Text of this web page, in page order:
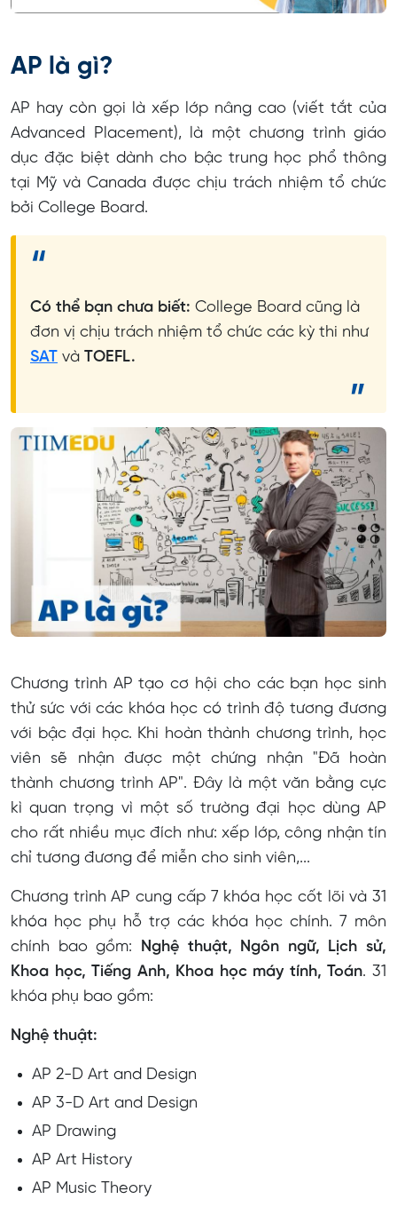
AP là gì?
AP hay còn gọi là xếp lớp nâng cao (viết tắt của
Advanced Placement), là một chương trình giáo
dục đặc biệt dành cho bậc trung học phổ thông
tại Mỹ và Canada được chịu trách nhiệm tổ chức
bởi College Board.
Có thể bạn chưa biết: College Board cũng là
đơn vị chịu trách nhiệm tổ chức các kỳ thi như
SAT và TOEFL.
Chương trình AP tạo cơ hội cho các bạn học sinh
thử sức với các khóa học có trình độ tương đương
với bậc đại học. Khi hoàn thành chương trình, học
viên sẽ nhận được một chứng nhận "Đã hoàn
thành chương trình AP". Đây là một văn bằng cực
kì quan trọng vì một số trường đại học dùng AP
cho rất nhiều mục đích như: xếp lớp, công nhận tín
chỉ tương đương để miễn cho sinh viên,...
Chương trình AP cung cấp 7 khóa học cốt lõi và 31
khóa học phụ hỗ trợ các khóa học chính. 7 môn
chính bao gồm: Nghệ thuật, Ngôn ngữ, Lịch sử,
Khoa học, Tiếng Anh, Khoa học máy tính, Toán. 31
khóa phụ bao gồm:
Nghệ thuật:
AP 2-D Art and Design
AP 3-D Art and Design
AP Drawing
AP Art History
AP Music Theory